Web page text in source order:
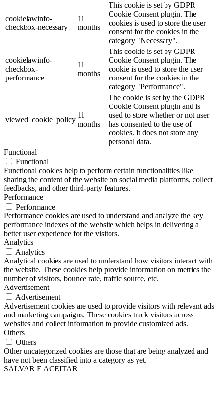
cookielawinfo-
checkbox-necessary
11
months
This cookie is set by GDPR
Cookie Consent plugin. The
cookies is used to store the user
consent for the cookies in the
category "Necessary".
cookielawinfo-
checkbox-
performance
11
months
This cookie is set by GDPR
Cookie Consent plugin. The
cookie is used to store the user
consent for the cookies in the
category "Performance".
viewed_cookie_policy
11
months
The cookie is set by the GDPR
Cookie Consent plugin and is
used to store whether or not user
has consented to the use of
cookies. It does not store any
personal data.
Functional
Functional
Functional cookies help to perform certain functionalities like
sharing the content of the website on social media platforms, collect
feedbacks, and other third-party features.
Performance
Performance
Performance cookies are used to understand and analyze the key
performance indexes of the website which helps in delivering a
better user experience for the visitors.
Analytics
Analytics
Analytical cookies are used to understand how visitors interact with
the website. These cookies help provide information on metrics the
number of visitors, bounce rate, traffic source, etc.
Advertisement
Advertisement
Advertisement cookies are used to provide visitors with relevant ads
and marketing campaigns. These cookies track visitors across
websites and collect information to provide customized ads.
Others
Others
Other uncategorized cookies are those that are being analyzed and
have not been classified into a category as yet.
SALVAR E ACEITAR